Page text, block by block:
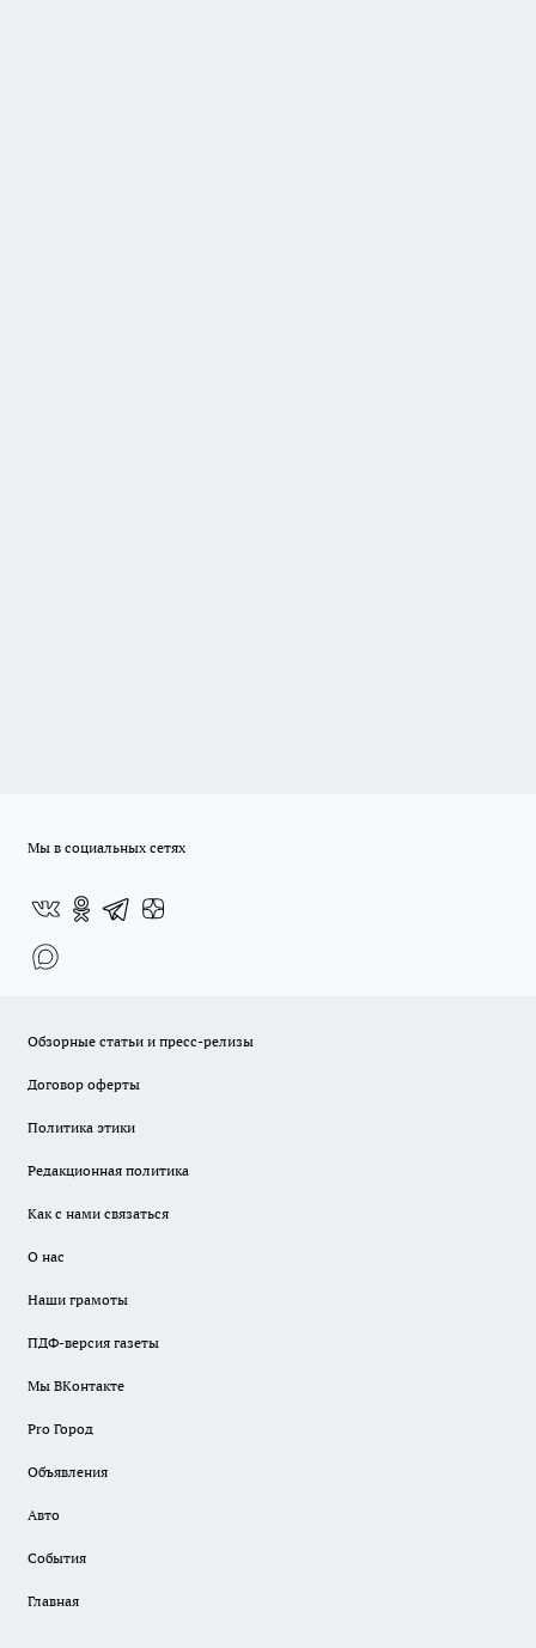
Мы в социальных сетях
Обзорные статьи и пресс-релизы
Договор оферты
Политика этики
Редакционная политика
Как с нами связаться
О нас
Наши грамоты
ПДФ-версия газеты
Мы ВКонтакте
Pro Город
Объявления
Авто
События
Главная